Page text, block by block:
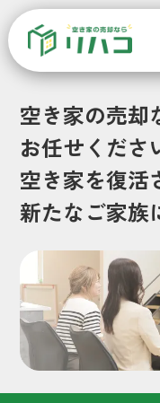
空き家の売却
お任せくださ
空き家を復活
新たなご家族